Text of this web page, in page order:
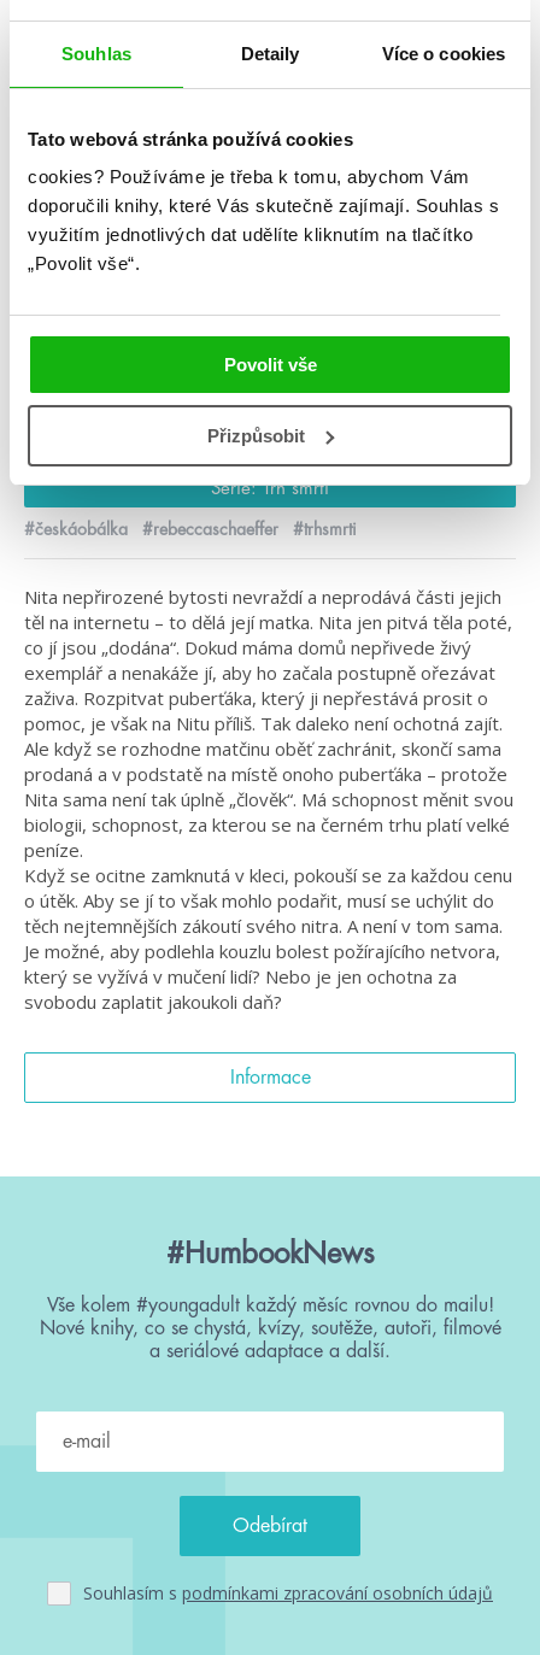
Souhlas Detaily Více o cookies
Tato webová stránka používá cookies
cookies? Používáme je třeba k tomu, abychom Vám
doporučili knihy, které Vás skutečně zajímají. Souhlas s
využitím jednotlivých dat udělíte kliknutím na tlačítko
„Povolit vše“.
Povolit vše
Přizpůsobit
Kategorie: young adult
Žánr: Fantasy
Série: Trh smrti
Do morku kostí
#českáobálka #rebeccaschaeffer #trhsmrti
Nita nepřirozené bytosti nevraždí a neprodává části jejich
těl na internetu – to dělá její matka. Nita jen pitvá těla poté,
co jí jsou „dodána“. Dokud máma domů nepřivede živý
exemplář a nenakáže jí, aby ho začala postupně ořezávat
zaživa. Rozpitvat puberťáka, který ji nepřestává prosit o
pomoc, je však na Nitu příliš. Tak daleko není ochotná zajít.
Ale když se rozhodne matčinu oběť zachránit, skončí sama
prodaná a v podstatě na místě onoho puberťáka – protože
Nita sama není tak úplně „člověk“. Má schopnost měnit svou
biologii, schopnost, za kterou se na černém trhu platí velké
peníze.
Když se ocitne zamknutá v kleci, pokouší se za každou cenu
o útěk. Aby se jí to však mohlo podařit, musí se uchýlit do
těch nejtemnějších zákoutí svého nitra. A není v tom sama.
Je možné, aby podlehla kouzlu bolest požírajícího netvora,
který se vyžívá v mučení lidí? Nebo je jen ochotna za
svobodu zaplatit jakoukoli daň?
Informace
#HumbookNews
Vše kolem #youngadult každý měsíc rovnou do mailu!
Nové knihy, co se chystá, kvízy, soutěže, autoři, filmové
a seriálové adaptace a další.
Souhlasím s podmínkami zpracování osobních údajů